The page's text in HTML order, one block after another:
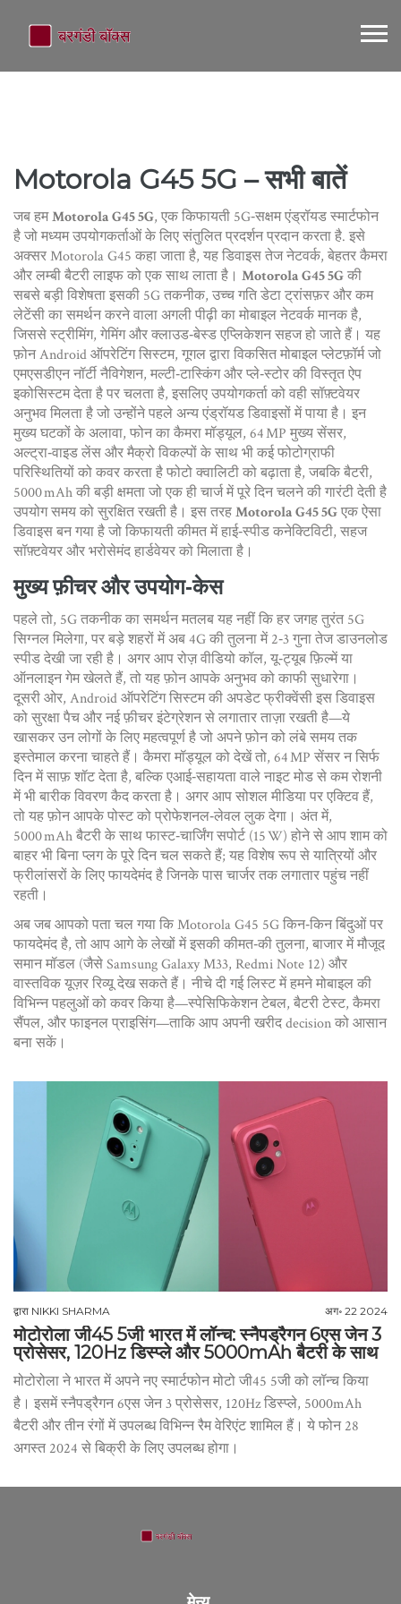
Motorola G45 5G – सभी बातें
जब हमMotorola G45 5G, एक किफायती 5G‑सक्षम एंड्रॉयड स्मार्टफोन
है जो मध्यम उपयोगकर्ताओं के लिए संतुलित प्रदर्शन प्रदान करता है. इसे
अक्सरMotorola G45 कहा जाता है, यह डिवाइस तेज नेटवर्क, बेहतर कैमरा
और लम्बी बैटरी लाइफ को एक साथ लाता है। Motorola G45 5Gकी
सबसे बड़ी विशेषता इसकी 5G तकनीक, उच्च गति डेटा ट्रांसफ़र और कम
लेटेंसी का समर्थन करने वाला अगली पीढ़ी का मोबाइल नेटवर्क मानकहै,
जिससे स्ट्रीमिंग, गेमिंग और क्लाउड‑बेस्ड एप्लिकेशन सहज हो जाते हैं। यह
फ़ोनAndroid ऑपरेटिंग सिस्टम, गूगल द्वारा विकसित मोबाइल प्लेटफ़ॉर्म जो
एमएसडीएन नॉर्टी नैविगेशन, मल्टी‑टास्किंग और प्ले‑स्टोर की विस्तृत ऐप
इकोसिस्टम देता हैपर चलता है, इसलिए उपयोगकर्ता को वही सॉफ़्टवेयर
अनुभव मिलता है जो उन्होंने पहले अन्य एंड्रॉयड डिवाइसों में पाया है। इन
मुख्य घटकों के अलावा, फोन काकैमरा मॉड्यूल, 64 MP मुख्य सेंसर,
अल्ट्रा‑वाइड लेंस और मैक्रो विकल्पों के साथ भी कई फोटोग्राफी
परिस्थितियों को कवर करता हैफोटो क्वालिटी को बढ़ाता है, जबकिबैटरी,
5000 mAh की बड़ी क्षमता जो एक ही चार्ज में पूरे दिन चलने की गारंटी देती है
उपयोग समय को सुरक्षित रखती है। इस तरहMotorola G45 5Gएक ऐसा
डिवाइस बन गया है जो किफायती कीमत में हाई‑स्पीड कनेक्टिविटी, सहज
सॉफ़्टवेयर और भरोसेमंद हार्डवेयर को मिलाता है।
मुख्य फ़ीचर और उपयोग‑केस
पहले तो, 5G तकनीक का समर्थन मतलब यह नहीं कि हर जगह तुरंत 5G
सिग्नल मिलेगा, पर बड़े शहरों में अब 4G की तुलना में 2‑3 गुना तेज डाउनलोड
स्पीड देखी जा रही है। अगर आप रोज़ वीडियो कॉल, यू‑ट्यूब फ़िल्में या
ऑनलाइन गेम खेलते हैं, तो यह फ़ोन आपके अनुभव को काफी सुधारेगा।
दूसरी ओर, Android ऑपरेटिंग सिस्टम की अपडेट फ्रीक्वेंसी इस डिवाइस
को सुरक्षा पैच और नई फ़ीचर इंटेग्रेशन से लगातार ताज़ा रखती है—ये
खासकर उन लोगों के लिए महत्वपूर्ण है जो अपने फ़ोन को लंबे समय तक
इस्तेमाल करना चाहते हैं। कैमरा मॉड्यूल को देखें तो, 64 MP सेंसर न सिर्फ
दिन में साफ़ शॉट देता है, बल्कि एआई‑सहायता वाले नाइट मोड से कम रोशनी
में भी बारीक विवरण कैद करता है। अगर आप सोशल मीडिया पर एक्टिव हैं,
तो यह फ़ोन आपके पोस्ट को प्रोफेशनल‑लेवल लुक देगा। अंत में,
5000 mAh बैटरी के साथ फास्ट‑चार्जिंग सपोर्ट (15 W) होने से आप शाम को
बाहर भी बिना प्लग के पूरे दिन चल सकते हैं; यह विशेष रूप से यात्रियों और
फ्रीलांसरों के लिए फायदेमंद है जिनके पास चार्जर तक लगातार पहुंच नहीं
रहती।
अब जब आपको पता चल गया कि Motorola G45 5G किन‑किन बिंदुओं पर
फायदेमंद है, तो आप आगे के लेखों में इसकी कीमत‑की तुलना, बाजार में मौजूद
समान मॉडल (जैसे Samsung Galaxy M33, Redmi Note 12) और
वास्तविक यूज़र रिव्यू देख सकते हैं। नीचे दी गई लिस्ट में हमने मोबाइल की
विभिन्न पहलुओं को कवर किया है—स्पेसिफिकेशन टेबल, बैटरी टेस्ट, कैमरा
सैंपल, और फाइनल प्राइसिंग—ताकि आप अपनी खरीद decision को आसान
बना सकें।
द्वारा NIKKI SHARMA अग॰ 22 2024
मोटोरोला जी45 5जी भारत में लॉन्च: स्नैपड्रैगन 6एस जेन 3
प्रोसेसर, 120Hz डिस्प्ले और 5000mAh बैटरी के साथ
मोटोरोला ने भारत में अपने नए स्मार्टफोन मोटो जी45 5जी को लॉन्च किया
है। इसमें स्नैपड्रैगन 6एस जेन 3 प्रोसेसर, 120Hz डिस्प्ले, 5000mAh
बैटरी और तीन रंगों में उपलब्ध विभिन्न रैम वेरिएंट शामिल हैं। ये फोन 28
अगस्त 2024 से बिक्री के लिए उपलब्ध होगा।